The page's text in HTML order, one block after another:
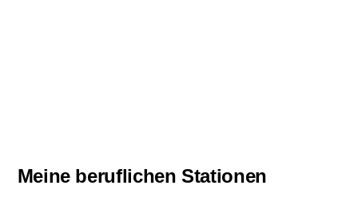
Meine beruflichen Stationen